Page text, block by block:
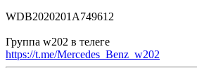
WDB2020201A749612
Группа w202 в телеге
https://t.me/Mercedes_Benz_w202